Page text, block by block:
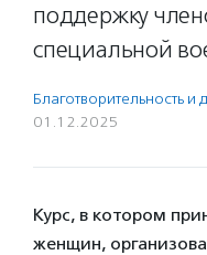
поддержку
специальной
Благотвори­тель­ность и
01.12.2025
Курс, в котором
женщин,